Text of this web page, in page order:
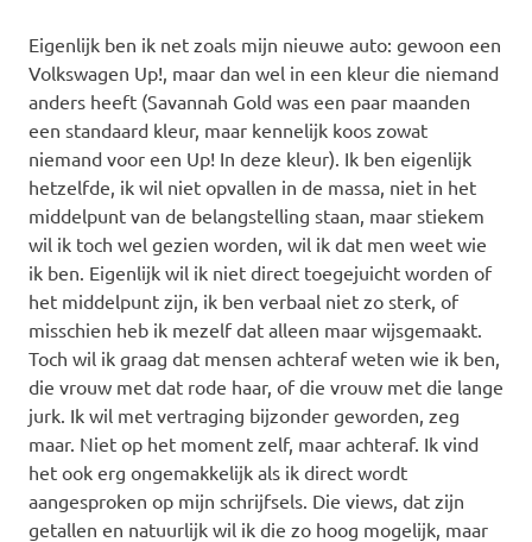
Eigenlijk ben ik net zoals mijn nieuwe auto: gewoon een
Volkswagen Up!, maar dan wel in een kleur die niemand
anders heeft (Savannah Gold was een paar maanden
een standaard kleur, maar kennelijk koos zowat
niemand voor een Up! In deze kleur). Ik ben eigenlijk
hetzelfde, ik wil niet opvallen in de massa, niet in het
middelpunt van de belangstelling staan, maar stiekem
wil ik toch wel gezien worden, wil ik dat men weet wie
ik ben. Eigenlijk wil ik niet direct toegejuicht worden of
het middelpunt zijn, ik ben verbaal niet zo sterk, of
misschien heb ik mezelf dat alleen maar wijsgemaakt.
Toch wil ik graag dat mensen achteraf weten wie ik ben,
die vrouw met dat rode haar, of die vrouw met die lange
jurk. Ik wil met vertraging bijzonder geworden, zeg
maar. Niet op het moment zelf, maar achteraf. Ik vind
het ook erg ongemakkelijk als ik direct wordt
aangesproken op mijn schrijfsels. Die views, dat zijn
getallen en natuurlijk wil ik die zo hoog mogelijk, maar